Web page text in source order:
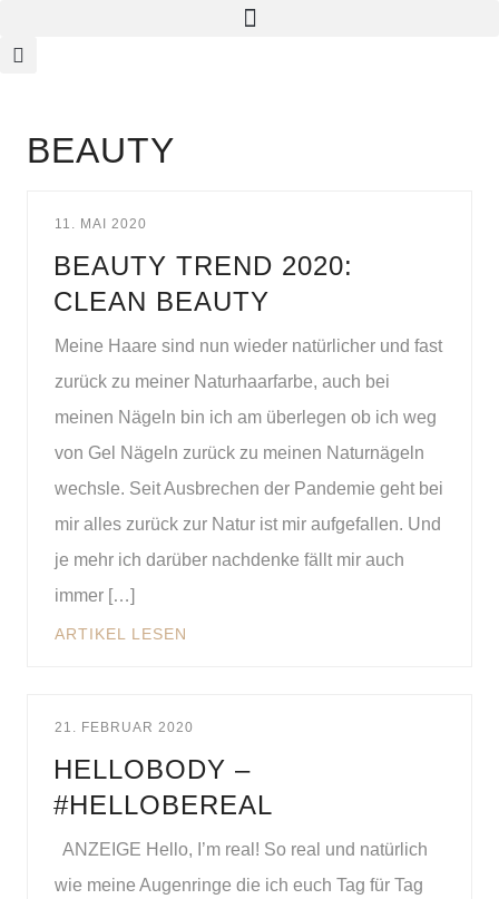
BEAUTY
11. MAI 2020
BEAUTY TREND 2020:
CLEAN BEAUTY
Meine Haare sind nun wieder natürlicher und fast
zurück zu meiner Naturhaarfarbe, auch bei
meinen Nägeln bin ich am überlegen ob ich weg
von Gel Nägeln zurück zu meinen Naturnägeln
wechsle. Seit Ausbrechen der Pandemie geht bei
mir alles zurück zur Natur ist mir aufgefallen. Und
je mehr ich darüber nachdenke fällt mir auch
immer […]
ARTIKEL LESEN
21. FEBRUAR 2020
HELLOBODY –
#HELLOBEREAL
ANZEIGE Hello, I’m real! So real und natürlich
wie meine Augenringe die ich euch Tag für Tag